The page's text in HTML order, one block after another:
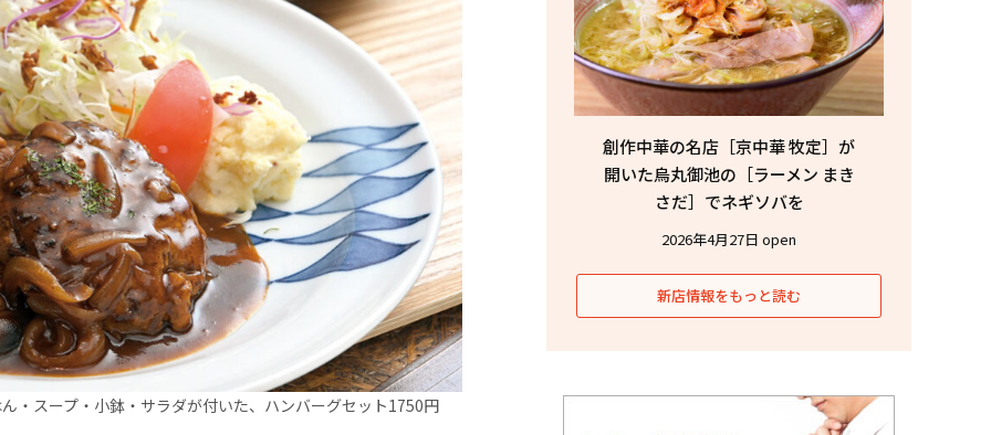
・スープ・小鉢・サラダが付いた、ハンバーグセット1750円
創作中華の名店［京中華 牧定］が
開いた烏丸御池の［ラーメン まき
さだ］でネギソバを
2026年4月27日 open
新店情報をもっと読む